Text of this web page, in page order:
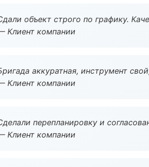
объект строго по графику.
Клиент компании
аккуратная, инструмент
Клиент компании
перепланировку и
Клиент компании